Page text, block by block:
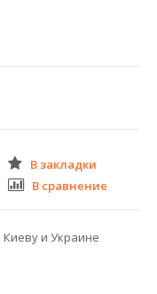
В закладки
В сравнение
Киеву и Украине